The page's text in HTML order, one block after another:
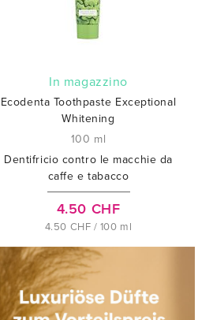
In magazzino
Ecodenta Toothpaste Exceptional
Whitening
100 ml
Dentifricio contro le macchie da
caffe e tabacco
4.50 CHF
4.50 CHF / 100 ml